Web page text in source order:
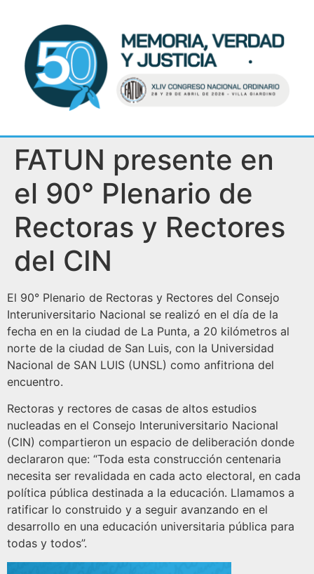
FATUN presente en
el 90° Plenario de
Rectoras y Rectores
del CIN
El 90° Plenario de Rectoras y Rectores del Consejo
Interuniversitario Nacional se realizó en el día de la
fecha en en la ciudad de La Punta, a 20 kilómetros al
norte de la ciudad de San Luis, con la Universidad
Nacional de SAN LUIS (UNSL) como anfitriona del
encuentro.
Rectoras y rectores de casas de altos estudios
nucleadas en el Consejo Interuniversitario Nacional
(CIN) compartieron un espacio de deliberación donde
declararon que: “Toda esta construcción centenaria
necesita ser revalidada en cada acto electoral, en cada
política pública destinada a la educación. Llamamos a
ratificar lo construido y a seguir avanzando en el
desarrollo en una educación universitaria pública para
todas y todos”.